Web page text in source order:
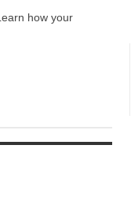
how your